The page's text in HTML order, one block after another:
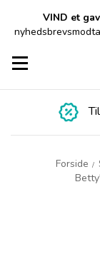
VIND et
Toggle navigation
Forside /